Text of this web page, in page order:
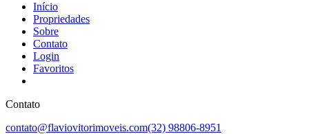
Início
Propriedades
Sobre
Contato
Login
Favoritos
Contato
contato@flaviovitorimoveis.com(32) 98806-8951